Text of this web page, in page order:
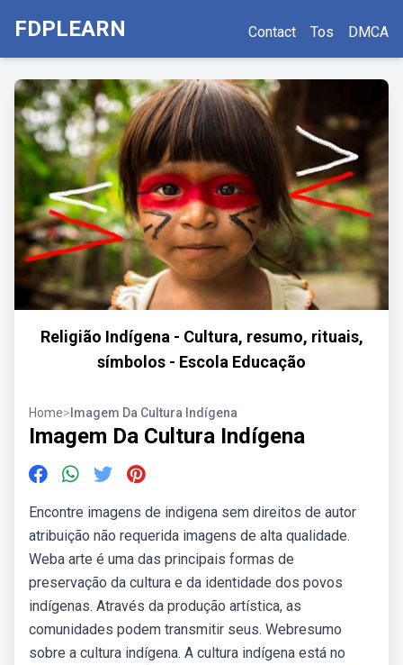
FDPLEARN Contact Tos DMCA
Religião Indígena - Cultura, resumo, rituais,
símbolos - Escola Educação
Home> Imagem Da Cultura Indígena
Imagem Da Cultura Indígena
Encontre imagens de indigena sem direitos de autor
atribuição não requerida imagens de alta qualidade.
Weba arte é uma das principais formas de
preservação da cultura e da identidade dos povos
indígenas. Através da produção artística, as
comunidades podem transmitir seus. Webresumo
sobre a cultura indígena. A cultura indígena está no